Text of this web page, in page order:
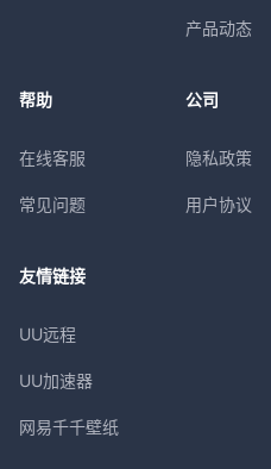
产品动态
帮助
在线客服
常见问题
公司
隐私政策
用户协议
友情链接
UU远程
UU加速器
网易千千壁纸